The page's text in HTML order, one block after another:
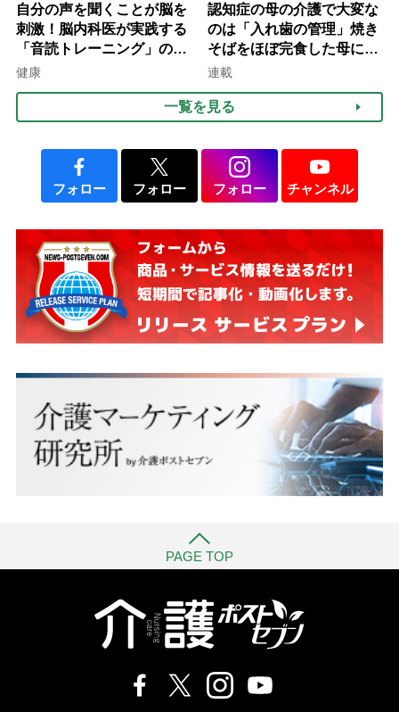
自分の声を聞くことが脳を
刺激！脳内科医が実践する
「音読トレーニング」の極
意
健康
認知症の母の介護で大変な
のは「入れ歯の管理」焼き
そばをほぼ完食した母に息
子が血の気が引いた理由
連載
一覧を見る
フォロー フォロー フォロー チャンネル
PAGE TOP